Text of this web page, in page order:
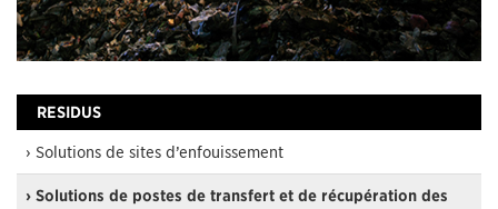
RESIDUS
› Solutions de sites d’enfouissement
› Solutions de postes de transfert et de récupération des